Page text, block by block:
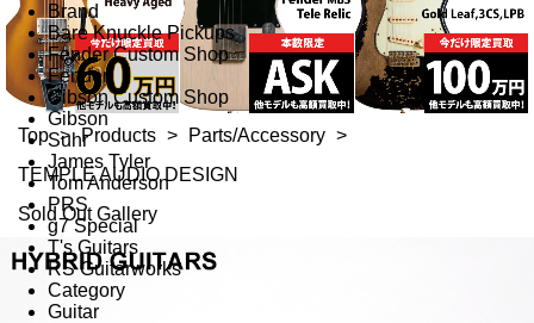
Brand
Bare Knuckle Pickups
Fender Custom Shop
Fender
Gibson Custom Shop
Gibson
Suhr
James Tyler
Tom Anderson
PRS
g7 Special
T's Guitars
RS Guitarworks
Category
Guitar
Top > Products > Parts/Accessory >
TEMPLE AUDIO DESIGN
Sold Out Gallery